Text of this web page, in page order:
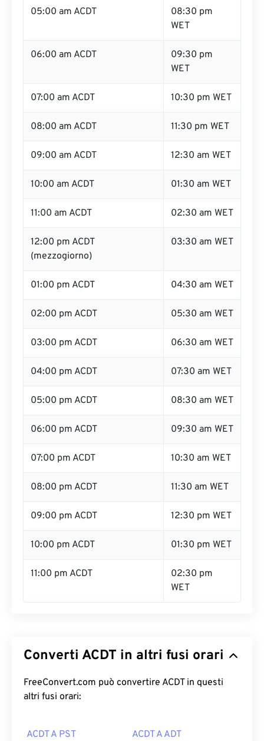
05:00 am ACDT
08:30 pm
WET
06:00 am ACDT
09:30 pm
WET
07:00 am ACDT 10:30 pm WET
08:00 am ACDT 11:30 pm WET
09:00 am ACDT 12:30 am WET
10:00 am ACDT 01:30 am WET
11:00 am ACDT 02:30 am WET
12:00 pm ACDT
(mezzogiorno)
03:30 am WET
01:00 pm ACDT 04:30 am WET
02:00 pm ACDT 05:30 am WET
03:00 pm ACDT 06:30 am WET
04:00 pm ACDT 07:30 am WET
05:00 pm ACDT 08:30 am WET
06:00 pm ACDT 09:30 am WET
07:00 pm ACDT 10:30 am WET
08:00 pm ACDT 11:30 am WET
09:00 pm ACDT 12:30 pm WET
10:00 pm ACDT 01:30 pm WET
11:00 pm ACDT
02:30 pm
WET
Converti ACDT in altri fusi orari
FreeConvert.com può convertire ACDT in questi
altri fusi orari:
ACDT A PST ACDT A ADT